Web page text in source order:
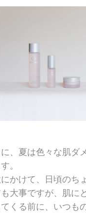
、夏は色々な肌ダ
。
かけて、日頃のち
大事ですが、肌に
くる前に、いつも